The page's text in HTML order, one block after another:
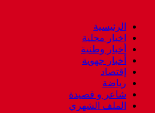
الرئيسية
اخبار محلية
أخبار وطنية
أخبار جهوية
إقتصاد
رياضة
شاعر و قصيدة
الملف الشهري